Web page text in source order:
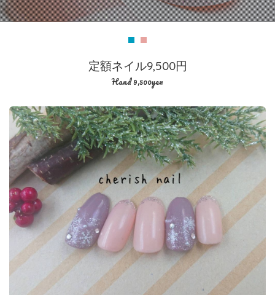
定額ネイル9,500円
Hand 9,500yen